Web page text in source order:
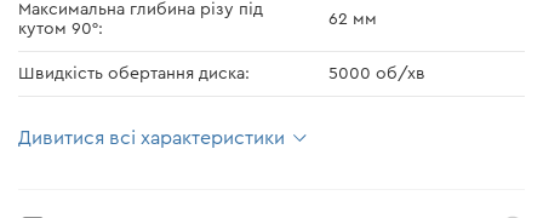
Максимальна глибина різу під
кутом 90°:
62 мм
Швидкість обертання диска: 5000 об/хв
Дивитися всі характеристики